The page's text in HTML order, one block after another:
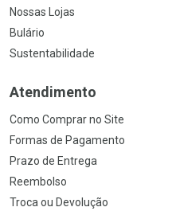
Nossas Lojas
Bulário
Sustentabilidade
Atendimento
Como Comprar no Site
Formas de Pagamento
Prazo de Entrega
Reembolso
Troca ou Devolução